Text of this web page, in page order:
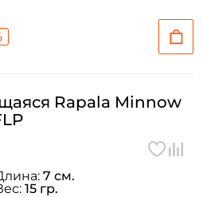
Rapala Minnow
7 см.
15 гр.